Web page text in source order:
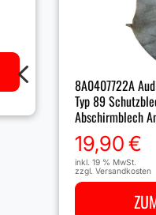
8A0407722A
Typ 89
Abschirmblech
19,90€
inkl. 19 % MwSt.
zzgl. Versandkosten
4